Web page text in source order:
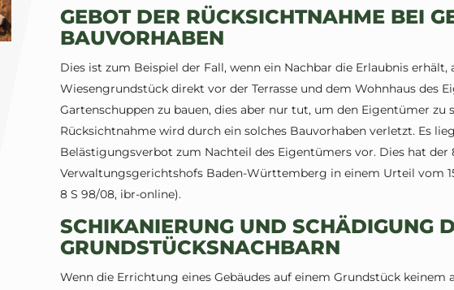
GEBOT DER RÜCKSICHTNAHME BEI
BAUVORHABEN
Dies ist zum Beispiel der Fall, wenn ein Nachbar die Erlaubnis
Wiesengrundstück direkt vor der Terrasse und dem Wohnhaus des
Gartenschuppen zu bauen, dies aber nur tut, um den Eigentümer zu
Rücksichtnahme wird durch ein solches Bauvorhaben verletzt. Es
Belästigungsverbot zum Nachteil des Eigentümers vor. Dies hat der
Verwaltungsgerichtshofs Baden-Württemberg in einem Urteil vom
8 S 98/08, ibr-online).
SCHIKANIERUNG UND SCHÄDIGUNG
GRUNDSTÜCKSNACHBARN
Wenn die Errichtung eines Gebäudes auf einem Grundstück keinem